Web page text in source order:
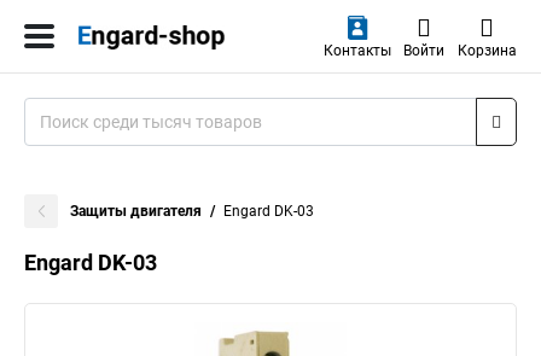
Контакты Войти Корзина
Защиты двигателя Engard DK-03
Engard DK-03